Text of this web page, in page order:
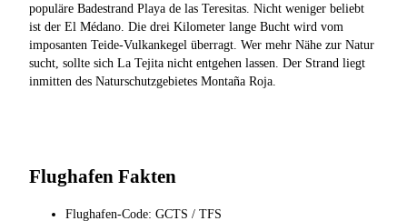
populäre Badestrand Playa de las Teresitas. Nicht weniger beliebt
ist der El Médano. Die drei Kilometer lange Bucht wird vom
imposanten Teide-Vulkankegel überragt. Wer mehr Nähe zur Natur
sucht, sollte sich La Tejita nicht entgehen lassen. Der Strand liegt
inmitten des Naturschutzgebietes Montaña Roja.
Flughafen Fakten
Flughafen-Code: GCTS / TFS